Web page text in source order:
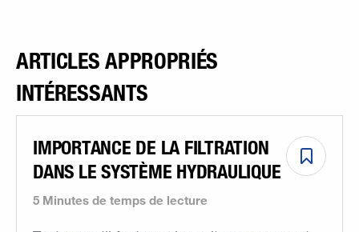
ARTICLES APPROPRIÉS
INTÉRESSANTS
5 Minutes de temps de lecture
IMPORTANCE DE LA FILTRATION
DANS LE SYSTÈME HYDRAULIQUE